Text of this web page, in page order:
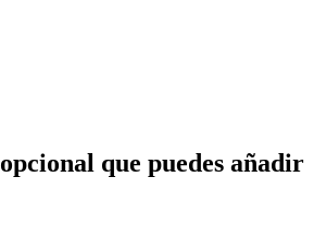
que puedes añadir